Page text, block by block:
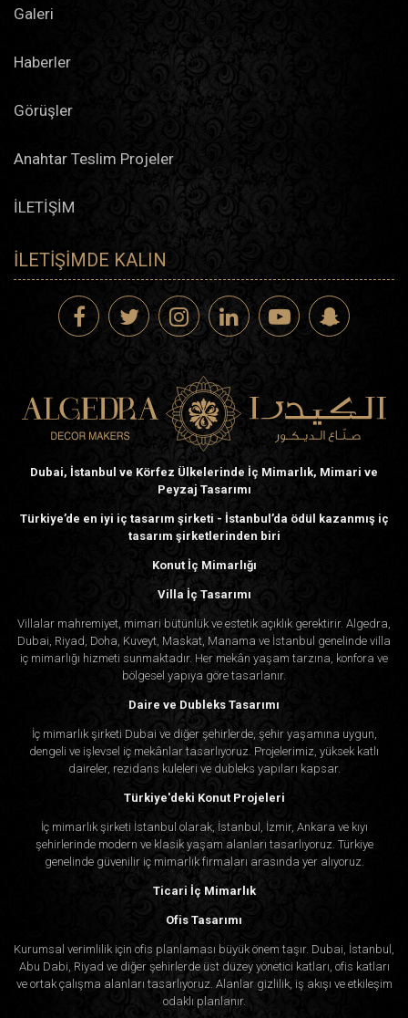
Galeri
Haberler
Görüşler
Anahtar Teslim Projeler
İLETİŞİM
İLETIŞIMDE KALIN
Dubai, İstanbul ve Körfez Ülkelerinde İç Mimarlık, Mimari ve
Peyzaj Tasarımı
Türkiye’de en iyi iç tasarım şirketi - İstanbul’da ödül kazanmış iç
tasarım şirketlerinden biri
Konut İç Mimarlığı
Villa İç Tasarımı
Villalar mahremiyet, mimari bütünlük ve estetik açıklık gerektirir. Algedra,
Dubai, Riyad, Doha, Kuveyt, Maskat, Manama ve İstanbul genelinde villa
iç mimarlığı hizmeti sunmaktadır. Her mekân yaşam tarzına, konfora ve
bölgesel yapıya göre tasarlanır.
Daire ve Dubleks Tasarımı
İç mimarlık şirketi Dubai ve diğer şehirlerde, şehir yaşamına uygun,
dengeli ve işlevsel iç mekânlar tasarlıyoruz. Projelerimiz, yüksek katlı
daireler, rezidans kuleleri ve dubleks yapıları kapsar.
Türkiye'deki Konut Projeleri
İç mimarlık şirketi İstanbul olarak, İstanbul, İzmir, Ankara ve kıyı
şehirlerinde modern ve klasik yaşam alanları tasarlıyoruz. Türkiye
genelinde güvenilir iç mimarlık firmaları arasında yer alıyoruz.
Ticari İç Mimarlık
Ofis Tasarımı
Kurumsal verimlilik için ofis planlaması büyük önem taşır. Dubai, İstanbul,
Abu Dabi, Riyad ve diğer şehirlerde üst düzey yönetici katları, ofis katları
ve ortak çalışma alanları tasarlıyoruz. Alanlar gizlilik, iş akışı ve etkileşim
odaklı planlanır.